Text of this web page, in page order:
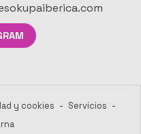
y cookies - Servicios -